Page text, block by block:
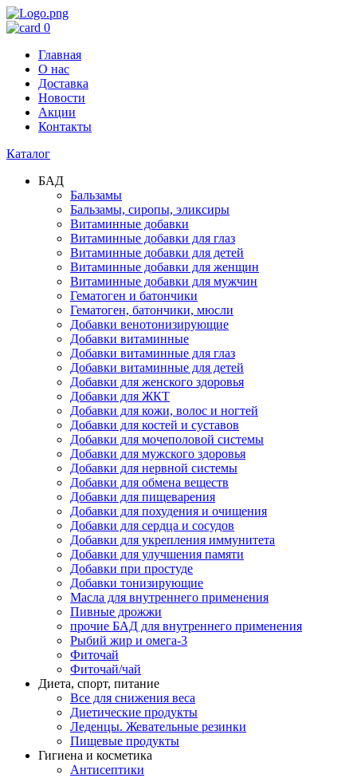
0
Главная
О нас
Доставка
Новости
Акции
Контакты
Каталог
БАД
Бальзамы
Бальзамы, сиропы, эликсиры
Витаминные добавки
Витаминные добавки для глаз
Витаминные добавки для детей
Витаминные добавки для женщин
Витаминные добавки для мужчин
Гематоген и батончики
Гематоген, батончики, мюсли
Добавки венотонизирующие
Добавки витаминные
Добавки витаминные для глаз
Добавки витаминные для детей
Добавки для женского здоровья
Добавки для ЖКТ
Добавки для кожи, волос и ногтей
Добавки для костей и суставов
Добавки для мочеполовой системы
Добавки для мужского здоровья
Добавки для нервной системы
Добавки для обмена веществ
Добавки для пищеварения
Добавки для похудения и очищения
Добавки для сердца и сосудов
Добавки для укрепления иммунитета
Добавки для улучшения памяти
Добавки при простуде
Добавки тонизирующие
Масла для внутреннего применения
Пивные дрожжи
прочие БАД для внутреннего применения
Рыбий жир и омега-3
Фиточай
Фиточай/чай
Диета, спорт, питание
Все для снижения веса
Диетические продукты
Леденцы. Жевательные резинки
Пищевые продукты
Гигиена и косметика
Антисептики